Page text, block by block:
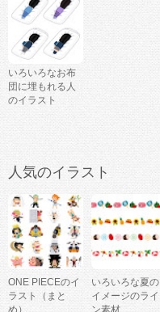
いろいろなお布
団に埋もれる人
のイラスト
人気のイラスト
ONE PIECEのイ
ラスト（まと
いろいろな夏の
イメージのライ